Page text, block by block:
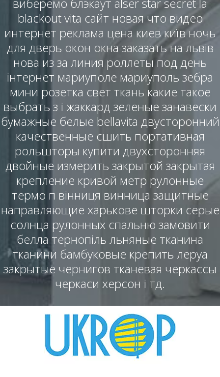
blackout vita сайт новая что видео
интернет реклама цена киев київ ночь
для дверь окон окна заказать на львів
нова из за линия роллеты под день
інтернет мариуполе мариуполь зебра
мини розетка свет ткань какие такое
выбрать з і жаккард зеленые занавески
бумажные белые bellavita двусторонний
качественные сшить портативная
рольшторы купити двухсторонняя
двойные измерить закрытой закрытая
крепление кривой метр рулонные
термо п вінниця винница защитные
направляющие харькове шторки серые
солнца рулонных спальню замовити
белла тернопіль льняные тканина
тканини бамбуковые крепить леруа
закрытые чернигов тканевая черкассы
черкаси херсон і тд.